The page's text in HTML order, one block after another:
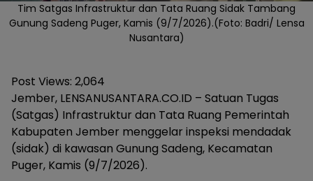
Tim Satgas Infrastruktur dan Tata Ruang Sidak Tambang
Gunung Sadeng Puger, Kamis (9/7/2026).(Foto: Badri/ Lensa
Nusantara)
Post Views: 2,064
​Jember, LENSANUSANTARA.CO.ID – Satuan Tugas
(Satgas) Infrastruktur dan Tata Ruang Pemerintah
Kabupaten Jember menggelar inspeksi mendadak
(sidak) di kawasan Gunung Sadeng, Kecamatan
Puger, Kamis (9/7/2026).